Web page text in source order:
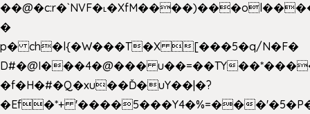
�
p� ch�l{�W���T�X [���5�q/N�F�
D#�@I���4�@��� u��=��TY
�f�H�#�Q�xu��Ď�uY��|�?
�Ef�*+ '����5���Y4�%=��